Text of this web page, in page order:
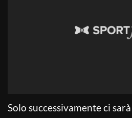
Solo successivamente ci